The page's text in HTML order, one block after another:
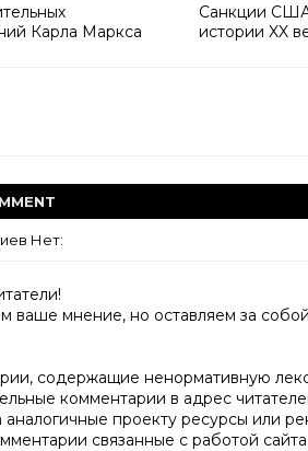
Карла Маркса
Санкции
истории XX
Нет:
ваше мнение, но оставляем за
содержащие ненормативную
комментарии в адрес
аналогичные проекту ресурсы или
связанные с работой сайта